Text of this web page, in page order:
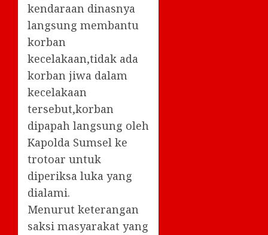
kendaraan dinasnya
langsung membantu
korban
kecelakaan,tidak ada
korban jiwa dalam
kecelakaan
tersebut,korban
dipapah langsung oleh
Kapolda Sumsel ke
trotoar untuk
diperiksa luka yang
dialami.
Menurut keterangan
saksi masyarakat yang